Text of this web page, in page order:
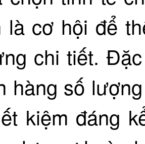
là cơ hội để
chi tiết.
hàng số
kiệm đáng